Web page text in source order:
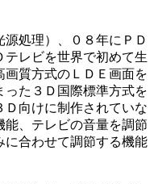
処理）、０８年にＰＤ
テレビを世界で初めて生
画質方式のＬＤＥ画面を
た３Ｄ国際標準方式を
向けに制作されていな
能、テレビの音量を調節
に合わせて調節する機能